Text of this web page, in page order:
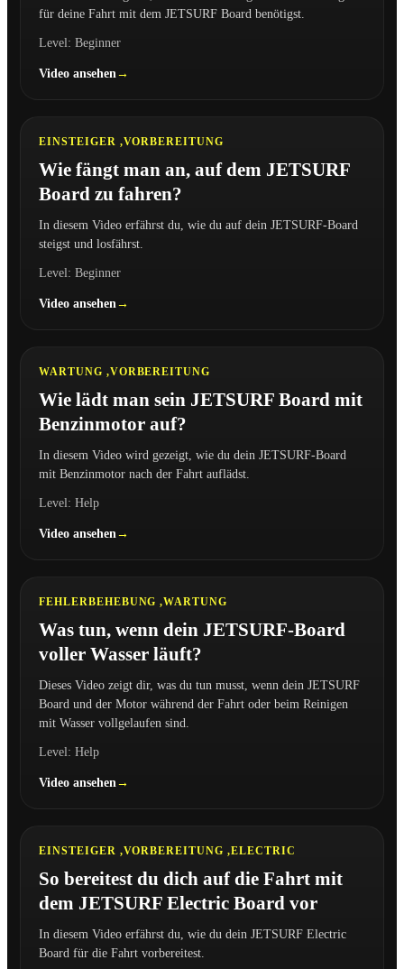
für deine Fahrt mit dem JETSURF Board benötigst.
Level: Beginner
Video ansehen
EINSTEIGER ,VORBEREITUNG
Wie fängt man an, auf dem JETSURF
Board zu fahren?
In diesem Video erfährst du, wie du auf dein JETSURF-Board
steigst und losfährst.
Level: Beginner
Video ansehen
WARTUNG ,VORBEREITUNG
Wie lädt man sein JETSURF Board mit
Benzinmotor auf?
In diesem Video wird gezeigt, wie du dein JETSURF-Board
mit Benzinmotor nach der Fahrt auflädst.
Level: Help
Video ansehen
FEHLERBEHEBUNG ,WARTUNG
Was tun, wenn dein JETSURF-Board
voller Wasser läuft?
Dieses Video zeigt dir, was du tun musst, wenn dein JETSURF
Board und der Motor während der Fahrt oder beim Reinigen
mit Wasser vollgelaufen sind.
Level: Help
Video ansehen
EINSTEIGER ,VORBEREITUNG ,ELECTRIC
So bereitest du dich auf die Fahrt mit
dem JETSURF Electric Board vor
In diesem Video erfährst du, wie du dein JETSURF Electric
Board für die Fahrt vorbereitest.